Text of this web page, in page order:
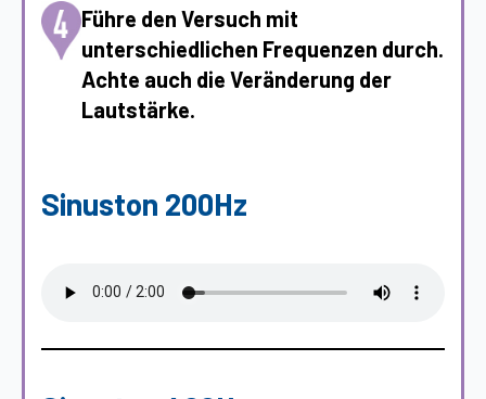
Führe den Versuch mit
unterschiedlichen Frequenzen durch.
Achte auch die Veränderung der
Lautstärke.
Sinuston 200Hz